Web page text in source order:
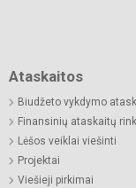
Ataskaitos
Biudžeto vykdymo
Finansinių ataskaitų
Lėšos veiklai viešinti
Projektai
Viešieji pirkimai